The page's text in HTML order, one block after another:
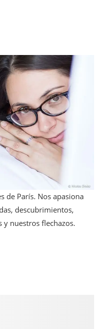
de París. Nos apasiona
descubrimientos,
nuestros flechazos.